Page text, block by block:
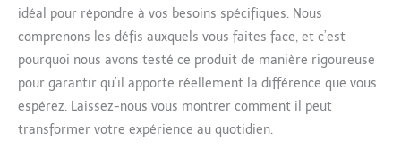
idéal pour répondre à vos besoins spécifiques. Nous
comprenons les défis auxquels vous faites face, et c’est
pourquoi nous avons testé ce produit de manière rigoureuse
pour garantir qu’il apporte réellement la différence que vous
espérez. Laissez-nous vous montrer comment il peut
transformer votre expérience au quotidien.